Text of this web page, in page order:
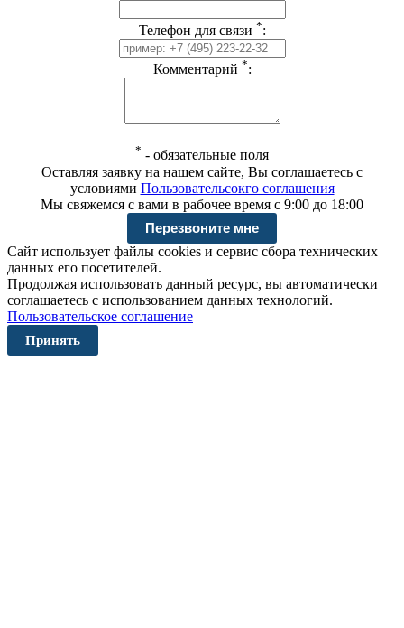
Телефон для связи *:
Комментарий *:
* - обязательные поля
Оставляя заявку на нашем сайте, Вы соглашаетесь с
условиями Пользовательсокго соглашения
Мы свяжемся с вами в рабочее время с 9:00 до 18:00
Сайт использует файлы cookies и сервис сбора технических
данных его посетителей.
Продолжая использовать данный ресурс, вы автоматически
соглашаетесь с использованием данных технологий.
Пользовательское соглашение
Принять